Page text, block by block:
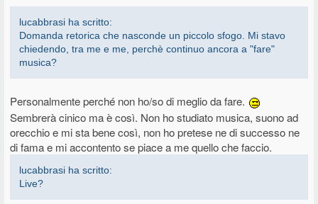
lucabbrasi ha scritto:
Domanda retorica che nasconde un piccolo sfogo. Mi stavo
chiedendo, tra me e me, perchè continuo ancora a "fare"
musica?
Personalmente perché non ho/so di meglio da fare.
Sembrerà cinico ma è così. Non ho studiato musica, suono ad
orecchio e mi sta bene così, non ho pretese ne di successo ne
di fama e mi accontento se piace a me quello che faccio.
lucabbrasi ha scritto:
Live?